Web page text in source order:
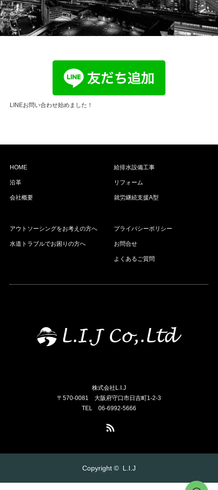
LINEお問い合わせ始めました！
HOME
沿革
会社概要
給排水設備工事
リフォーム
就労継続支援A型
アウトソーシングをお考えの方へ
水道トラブルでお困りの方へ
プライバシーポリシー
お問合せ
よくあるご質問
株式会社L.I.J
〒570-0081 大阪府守口市日吉町1-2-3
TEL 06-6992-5666
Copyright © L.I.J